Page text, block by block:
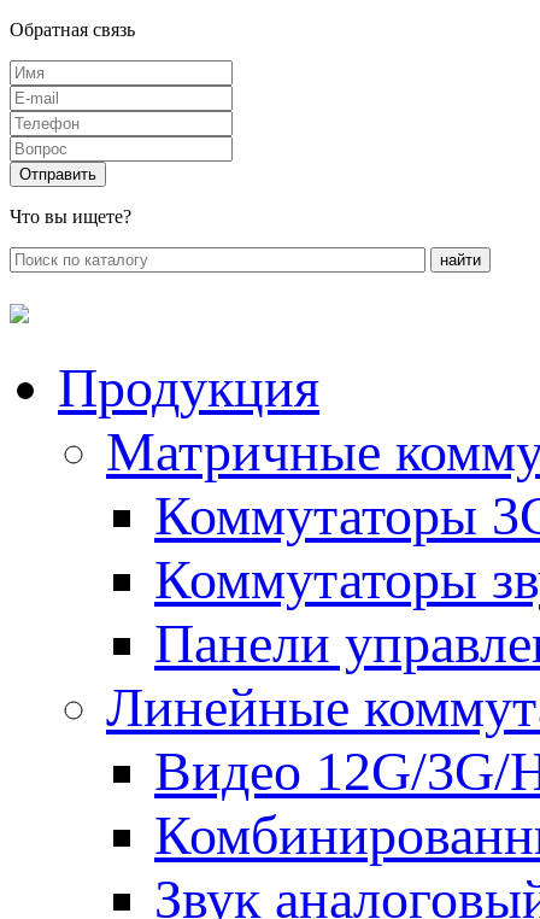
Обратная связь
Что вы ищете?
Продукция
Матричные
Коммутаторы
Коммутаторы
Панели
Линейные
Видео 12G/3G/
Звук